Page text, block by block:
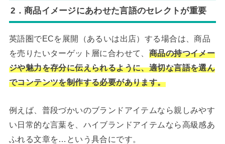
2．商品イメージにあわせた言語のセレクトが重要
英語圏でECを展開（あるいは出店）する場合は、商品
を売りたいターゲット層に合わせて、 商品の持つイメー
ジや魅力を存分に伝えられるように、適切な言語を選ん
でコンテンツを制作する必要があります。
例えば、普段づかいのブランドアイテムなら親しみやす
い日常的な言葉を、ハイブランドアイテムなら高級感あ
ふれる文章を…という具合にです。